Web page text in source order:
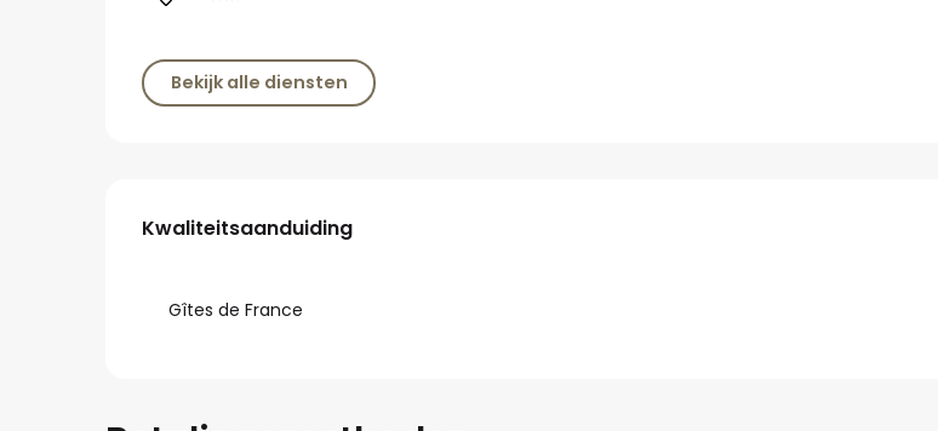
Bekijk alle diensten
Dienstverlening
Kwaliteitsaanduiding
Kwaliteitsaanduiding
Gîtes de France